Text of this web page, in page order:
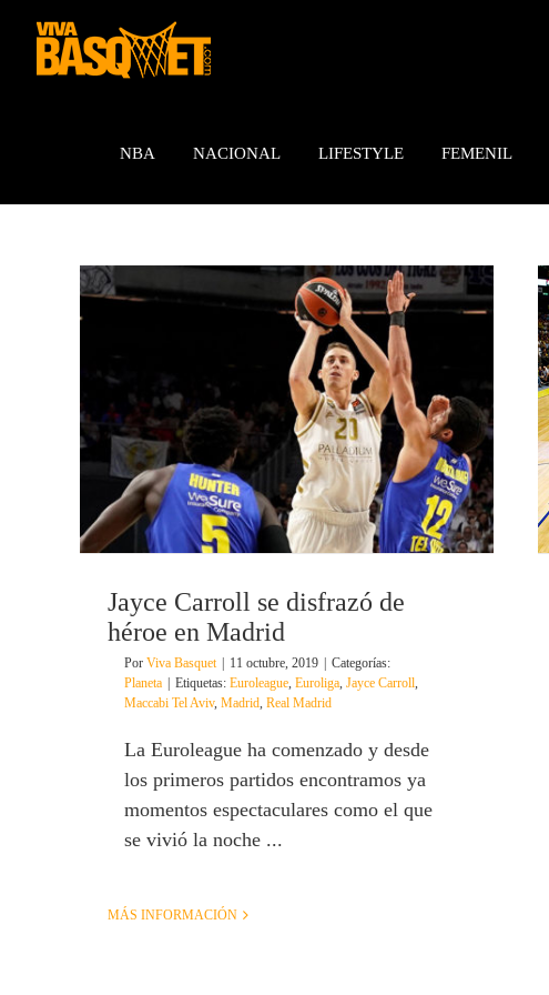
contenido
NBA NACIONAL LIFESTYLE FEMENIL
Jayce Carroll se disfrazó de
héroe en Madrid
Por Viva Basquet 11 octubre, 2019
Categorías:
Planeta
Etiquetas: Euroleague, Euroliga, Jayce Carroll,
Maccabi Tel Aviv, Madrid, Real Madrid
La Euroleague ha comenzado y desde
los primeros partidos encontramos ya
momentos espectaculares como el que
se vivió la noche ...
MÁS INFORMACIÓN